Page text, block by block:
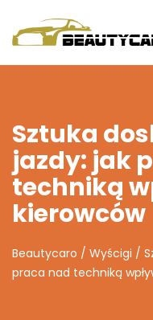
Sztuka
jazdy: jak
techniką
kierowców
Beautycaro / Wyścigi /
praca nad techniką